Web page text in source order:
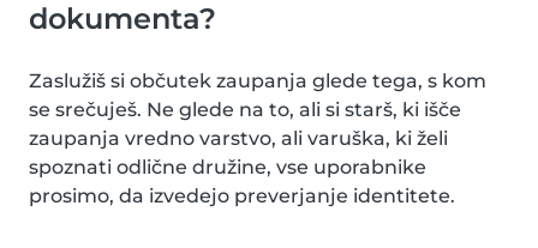
dokumenta?
Zaslužiš si občutek zaupanja glede tega, s kom
se srečuješ. Ne glede na to, ali si starš, ki išče
zaupanja vredno varstvo, ali varuška, ki želi
spoznati odlične družine, vse uporabnike
prosimo, da izvedejo preverjanje identitete.